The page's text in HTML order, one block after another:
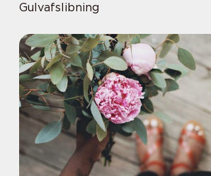
Gulvafslibning